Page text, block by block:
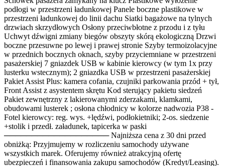
podłogi w przestrzeni ładunkowej Panele boczne plastikowe w
przestrzeni ładunkowej do linii dachu Siatki bagażowe na tylnych
drzwiach skrzydłowych Osłony przeciwbłotne z przodu i z tyłu
Uchwyt dźwigni zmiany biegów obszyty skórą ekologiczną Drzwi
boczne przesuwne po lewej i prawej stronie Szyby termoizolacyjne
w przednich bocznych oknach, szyby przyciemniane w przestrzeni
pasażerskiej 7 gniazdek USB w kabinie kierowcy (w tym 1x przy
lusterku wstecznym); 2 gniazdka USB w przestrzeni pasażerskiej
Pakiet Assist Plus: kamera cofania, czujniki parkowania przód + tył,
Front Assist z asystentem skrętu Kod sterujący pakietu siedzeń
Pakiet zewnętrzny z lakierowanymi zderzakami, klamkami,
obudowami lusterek ; osłona chłodnicy w kolorze nadwozia P38 -
Fotel kierowcy: reg. wys. +lędźwi, podłokietniki; 2-os. siedzenie
+stolik i przedł. załadunek, tapicerka w paski
─────────────────── Najniższa cena z 30 dni przed
obniżką: Przyjmujemy w rozliczeniu samochody używane
wszystkich marek. Oferujemy również atrakcyjną ofertę
ubezpieczeń i finansowania zakupu samochodów (Kredyt/Leasing).